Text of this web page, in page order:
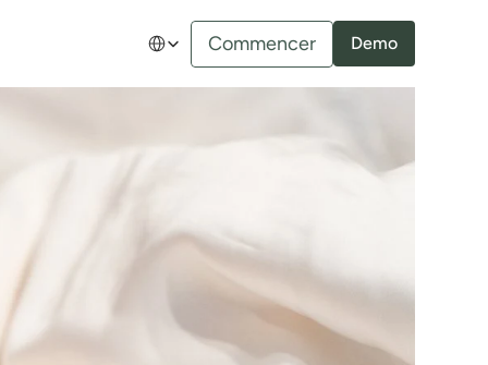
Select Language
Commencer Demo